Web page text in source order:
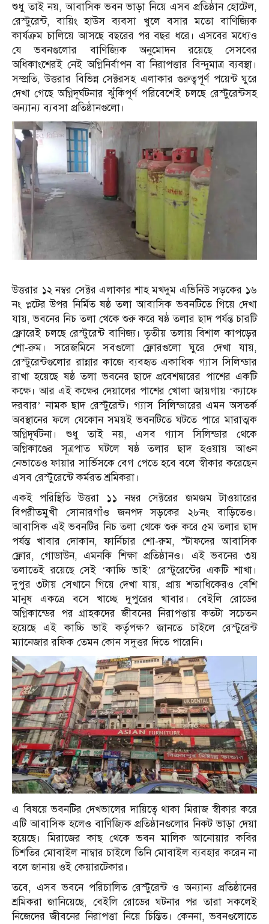
শুধু তাই নয়, আবাসিক ভবন ভাড়া নিয়ে এসব প্রতিষ্ঠান হোটেল,
রেস্টুরেন্ট, বায়িং হাউস ব্যবসা খুলে বসার মতো বাণিজ্যিক
কার্যক্রম চালিয়ে আসছে বছরের পর বছর ধরে। এসবের মধ্যেও
যে ভবনগুলোর বাণিজ্যিক অনুমোদন রয়েছে সেসবের
অধিকাংশেরই নেই অগ্নিনির্বাপন বা নিরাপত্তার বিন্দুমাত্র ব্যবস্থা।
সম্প্রতি, উত্তরার বিভিন্ন সেক্টরসহ এলাকার গুরুত্বপূর্ণ পয়েন্ট ঘুরে
দেখা গেছে অগ্নিদূর্ঘটনার ঝুঁকিপূর্ণ পরিবেশেই চলছে রেস্টুরেন্টসহ
অন্যান্য ব্যবসা প্রতিষ্ঠানগুলো।
উত্তরার ১২ নম্বর সেক্টর এলাকার শাহ মখদুম এভিনিউ সড়কের ১৬
নং প্লটের উপর নির্মিত ষষ্ঠ তলা আবাসিক ভবনটিতে গিয়ে দেখা
যায়, ভবনের নিচ তলা থেকে শুরু করে ষষ্ঠ তলার ছাদ পর্যন্ত চারটি
ফ্লোরেই চলছে রেস্টুরেন্ট বাণিজ্য। তৃতীয় তলায় বিশাল কাপড়ের
শো-রুম। সরেজমিনে সবগুলো ফ্লোরগুলো ঘুরে দেখা যায়,
রেস্টুরেন্টগুলোর রান্নার কাজে ব্যবহৃত একাধিক গ্যাস সিলিন্ডার
রাখা হয়েছে ষষ্ঠ তলা ভবনের ছাদে প্রবেশদ্বারের পাশের একটি
কক্ষে। আর এই কক্ষের দেয়ালের পাশের খোলা জায়গায় ‘ক্যাফে
দরবার’ নামক ছাদ রেস্টুরেন্ট। গ্যাস সিলিন্ডারের এমন অসতর্ক
অবস্থানের ফলে যেকোন সময়ই ভবনটিতে ঘটতে পারে মারাত্মক
অগ্নিদূর্ঘটনা। শুধু তাই নয়, এসব গ্যাস সিলিন্ডার থেকে
অগ্নিকাণ্ডের সূত্রপাত ঘটলে ষষ্ঠ তলার ছাদ হওয়ায় আগুন
নেভাতেও ফায়ার সার্ভিসকে বেগ পেতে হবে বলে স্বীকার করেছেন
এসব রেস্টুরেন্টে কর্মরত শ্রমিকরা।
একই পরিস্থিতি উত্তরা ১১ নম্বর সেক্টরের জমজম টাওয়ারের
বিপরীতমুখী সোনারগাঁও জনপদ সড়কের ২৮নং বাড়িতেও।
আবাসিক এই ভবনটির নিচ তলা থেকে শুরু করে ৫ম তলার ছাদ
পর্যন্ত খাবার দোকান, ফার্নিচার শো-রুম, স্টাফদের আবাসিক
ফ্লোর, গোডাউন, এমনকি শিক্ষা প্রতিষ্ঠানও। এই ভবনের ৩য়
তলাতেই রয়েছে সেই ‘কাচ্চি ভাই’ রেস্টুরেন্টের একটি শাখা।
দুপুর ৩টায় সেখানে গিয়ে দেখা যায়, প্রায় শতাধিকেরও বেশি
মানুষ একত্রে বসে খাচ্ছে দুপুরের খাবার। বেইলি রোডের
অগ্নিকান্ডের পর গ্রাহকদের জীবনের নিরাপত্তায় কতটা সচেতন
হয়েছে এই কাচ্চি ভাই কর্তৃপক্ষ? জানতে চাইলে রেস্টুরেন্ট
ম্যানেজার রফিক তেমন কোন সদুত্তর দিতে পারেনি।
এ বিষয়ে ভবনটির দেখভালের দায়িত্বে থাকা মিরাজ স্বীকার করে
এটি আবাসিক হলেও বাণিজ্যিক প্রতিষ্ঠানগুলোর নিকট ভাড়া দেয়া
হয়েছে। মিরাজের কাছ থেকে ভবন মালিক আনোয়ার কবির
চিশতির মোবাইল নাম্বার চাইলে তিনি মোবাইল ব্যবহার করেন না
বলে জানায় ওই কেয়ারটেকার।
তবে, এসব ভবনে পরিচালিত রেস্টুরেন্ট ও অন্যান্য প্রতিষ্ঠানের
শ্রমিকরা জানিয়েছে, বেইলি রোডের ঘটনার পর তারা সকলেই
নিজেদের জীবনের নিরাপত্তা নিয়ে চিন্তিত। কেননা, ভবনগুলোতে